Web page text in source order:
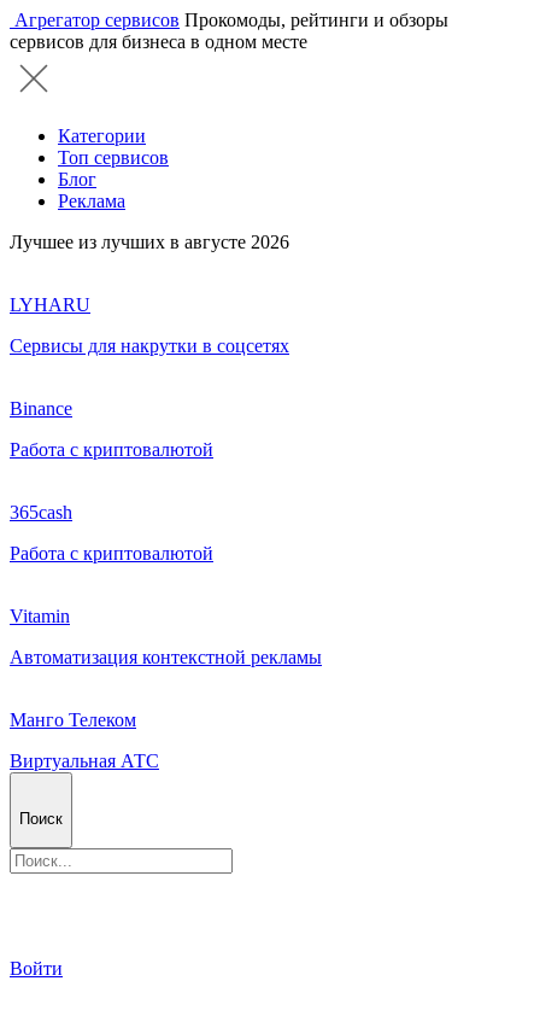
Агрегатор сервисов Прокомоды, рейтинги и обзоры
сервисов для бизнеса в одном месте
Категории
Топ сервисов
Блог
Реклама
Лучшее из лучших в августе 2026
LYHARU
Сервисы для накрутки в соцсетях
Binance
Работа с криптовалютой
365cash
Работа с криптовалютой
Vitamin
Автоматизация контекстной рекламы
Манго Телеком
Виртуальная АТС
Поиск
Войти